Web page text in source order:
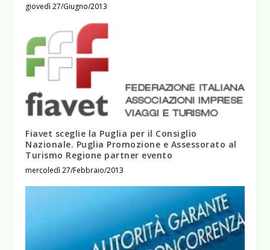
giovedì 27/Giugno/2013
Fiavet sceglie la Puglia per il Consiglio
Nazionale. Puglia Promozione e Assessorato al
Turismo Regione partner evento
mercoledì 27/Febbraio/2013